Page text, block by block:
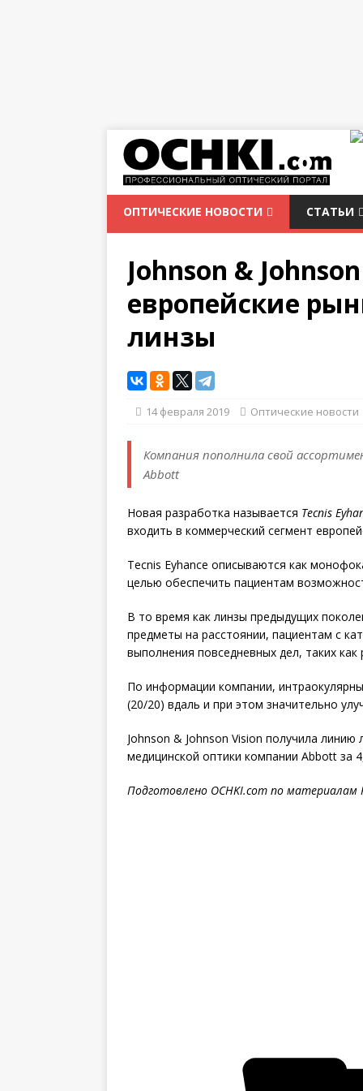
ОПТИЧЕСКИЕ НОВОСТИ СТАТЬИ
Johnson &
европейские
линзы
14 февраля 2019 Оптические новости
Компания пополнила свой
Abbott
Новая разработка называется Tecnis
входить в коммерческий сегмент
Tecnis Eyhance описываются как
целью обеспечить пациентам
В то время как линзы предыдущих
предметы на расстоянии, пациентам с
выполнения повседневных дел, таких
По информации компании,
(20/20) вдаль и при этом значительно
Johnson & Johnson Vision получила
медицинской оптики компании Abbott за
Подготовлено OCHKI.com по материалам